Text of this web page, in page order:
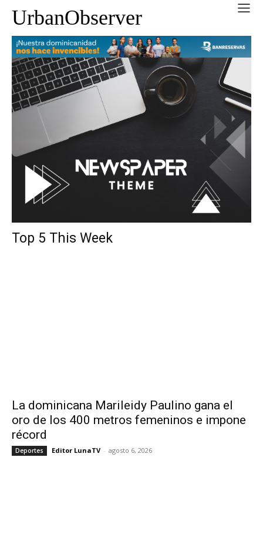
UrbanObserver
Top 5 This Week
La dominicana Marileidy Paulino gana el
oro de los 400 metros femeninos e impone
récord
Deportes Editor LunaTV - agosto 6, 2026